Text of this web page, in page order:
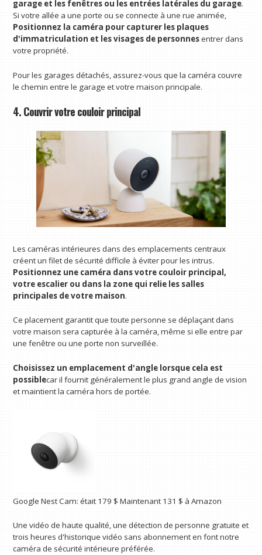
garage et les fenêtres ou les entrées latérales du garage.
Si votre allée a une porte ou se connecte à une rue animée,
Positionnez la caméra pour capturer les plaques
d'immatriculation et les visages de personnesentrer dans
votre propriété.
Pour les garages détachés, assurez-vous que la caméra couvre
le chemin entre le garage et votre maison principale.
4. Couvrir votre couloir principal
Les caméras intérieures dans des emplacements centraux
créent un filet de sécurité difficile à éviter pour les intrus.
Positionnez une caméra dans votre couloir principal,
votre escalier ou dans la zone qui relie les salles
principales de votre maison.
Ce placement garantit que toute personne se déplaçant dans
votre maison sera capturée à la caméra, même si elle entre par
une fenêtre ou une porte non surveillée.
Choisissez un emplacement d'angle lorsque cela est
possiblecar il fournit généralement le plus grand angle de vision
et maintient la caméra hors de portée.
Google Nest Cam: était 179 $ Maintenant 131 $ à Amazon
Une vidéo de haute qualité, une détection de personne gratuite et
trois heures d'historique vidéo sans abonnement en font notre
caméra de sécurité intérieure préférée.